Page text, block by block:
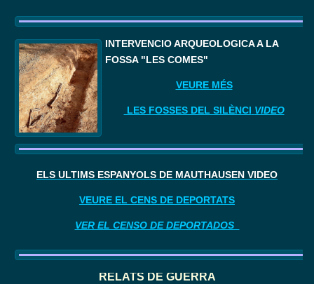
INTERVENCIÓ ARQUEOLÒGICA A LA
FOSSA "LES COMES"
VEURE MÉS
LES FOSSES DEL SILÈNCI VIDEO
ELS ÚLTIMS ESPANYOLS DE MAUTHAUSEN VIDEO
VEURE EL CENS DE DEPORTATS
VER EL CENSO DE DEPORTADOS
RELATS DE GUERRA